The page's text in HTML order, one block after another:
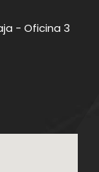
- Oficina 3